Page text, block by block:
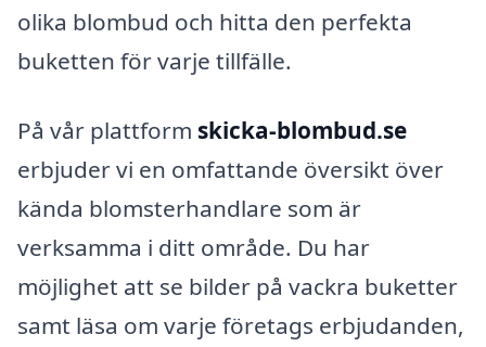
olika blombud och hitta den perfekta
buketten för varje tillfälle.
På vår plattform skicka-blombud.se
erbjuder vi en omfattande översikt över
kända blomsterhandlare som är
verksamma i ditt område. Du har
möjlighet att se bilder på vackra buketter
samt läsa om varje företags erbjudanden,